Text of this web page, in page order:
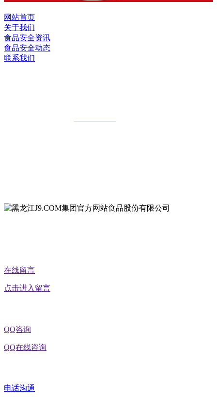
网站首页
关于我们
食品安全资讯
食品安全动态
联系我们
在线留言
点击进入留言
QQ咨询
QQ在线咨询
电话沟通